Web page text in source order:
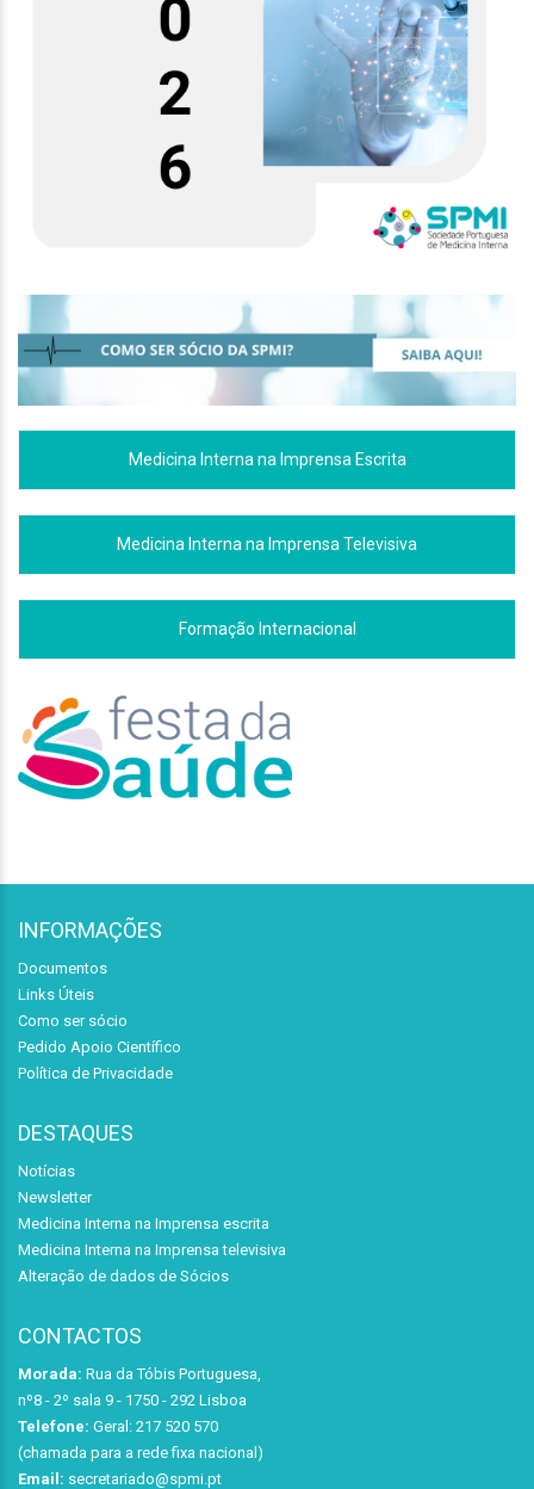
Medicina Interna na Imprensa Escrita
Medicina Interna na Imprensa Televisiva
Formação Internacional
INFORMAÇÕES
Documentos
Links Úteis
Como ser sócio
Pedido Apoio Científico
Política de Privacidade
DESTAQUES
Notícias
Newsletter
Medicina Interna na Imprensa escrita
Medicina Interna na Imprensa televisiva
Alteração de dados de Sócios
CONTACTOS
Morada: Rua da Tóbis Portuguesa,
nº8 - 2º sala 9 - 1750 - 292 Lisboa
Telefone: Geral: 217 520 570
(chamada para a rede fixa nacional)
Email: secretariado@spmi.pt